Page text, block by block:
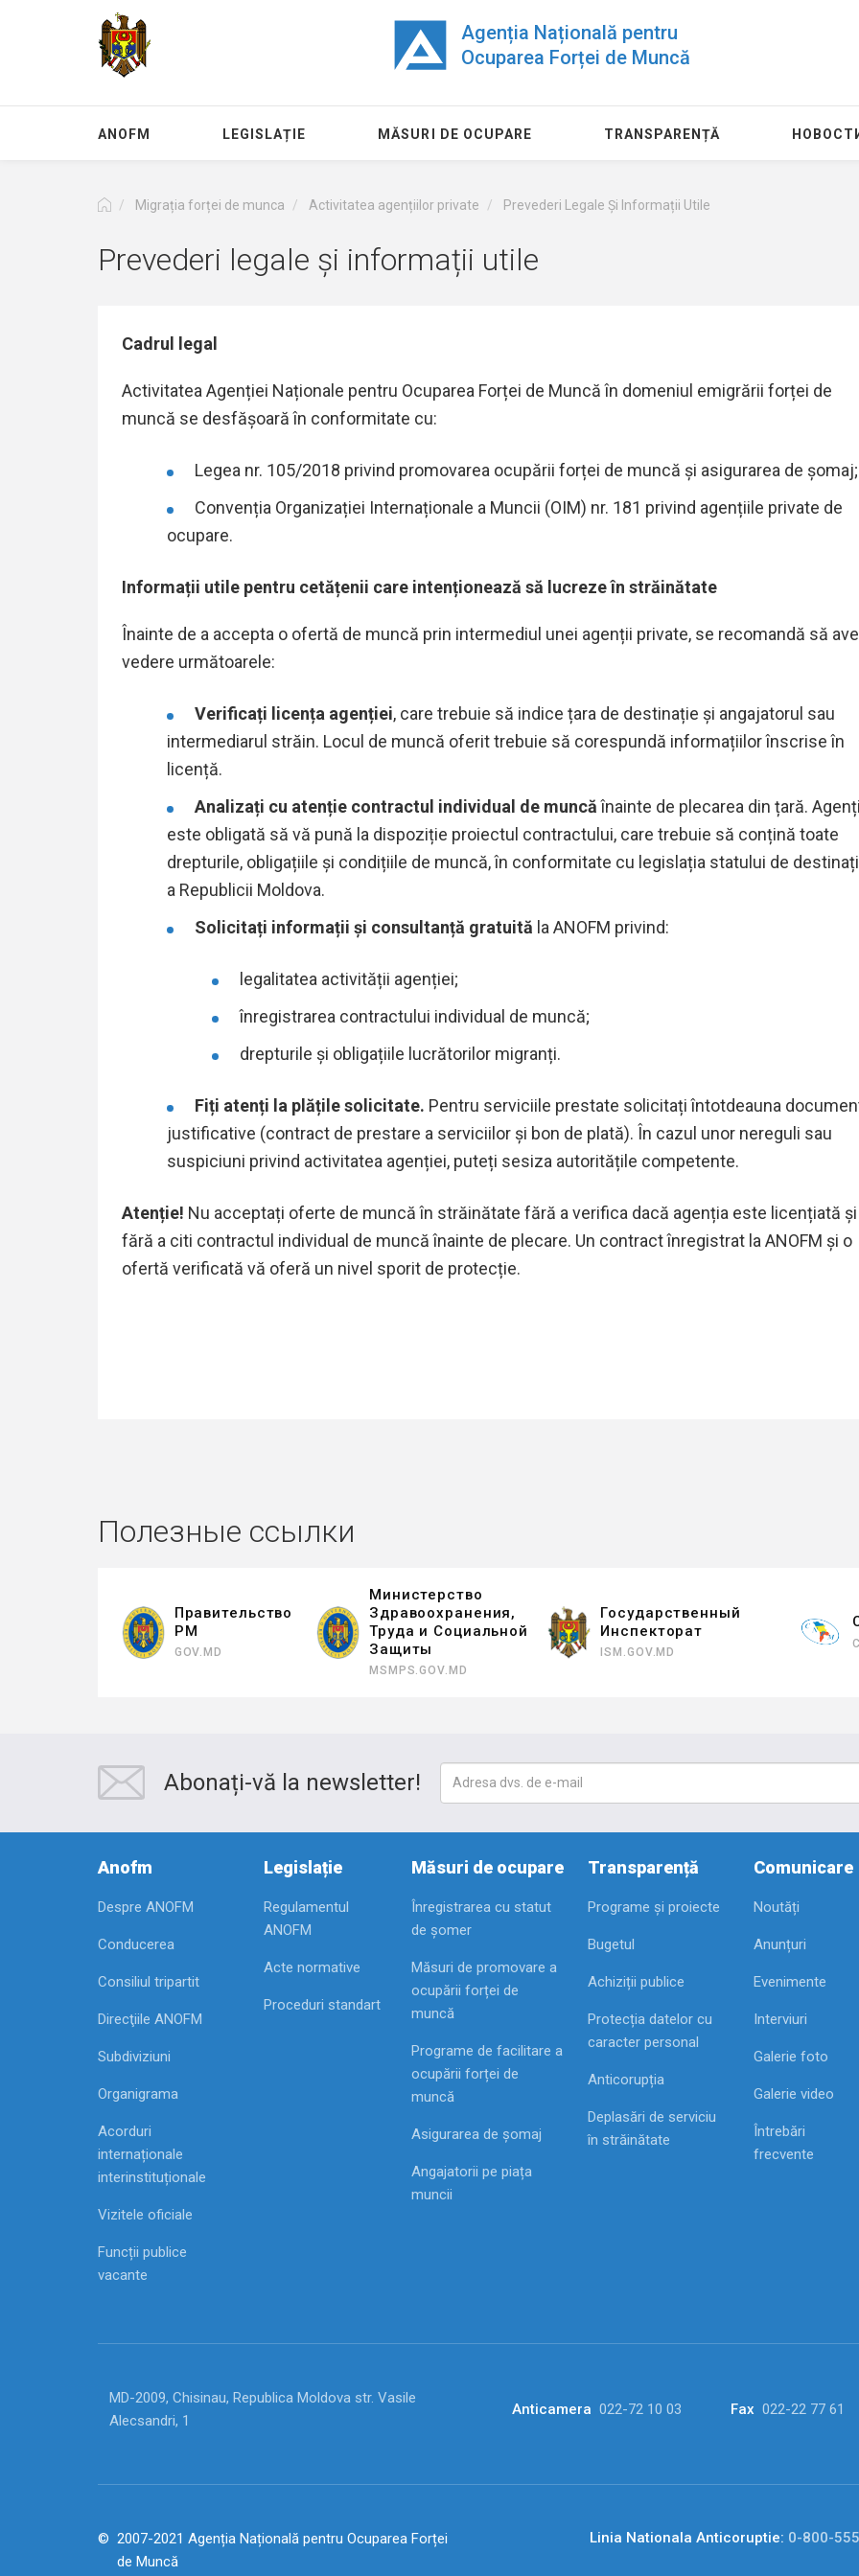
Agenția Națională pentru
Ocuparea Forței de Muncă
ANOFM LEGISLAȚIE MĂSURI DE OCUPARE TRANSPARENȚĂ
Migrația forței de munca Activitatea agențiilor private Prevederi Legale Și Informații Utile
Prevederi legale și informații utile
Cadrul legal
Activitatea Agenției Naționale pentru Ocuparea Forței de Muncă în domeniul emigrării forței de
muncă se desfășoară în conformitate cu:
Legea nr. 105/2018 privind promovarea ocupării forței de muncă și asigurarea de șomaj;
Convenția Organizației Internaționale a Muncii (OIM) nr. 181 privind agențiile private de
ocupare.
Informații utile pentru cetățenii care intenționează să lucreze în străinătate
Înainte de a accepta o ofertă de muncă prin intermediul unei agenții private, se recomandă să
vedere următoarele:
Verificați licența agenției, care trebuie să indice țara de destinație și angajatorul sau
intermediarul străin. Locul de muncă oferit trebuie să corespundă informațiilor înscrise în
licență.
Analizați cu atenție contractul individual de muncăînainte de plecarea din țară.
este obligată să vă pună la dispoziție proiectul contractului, care trebuie să conțină toate
drepturile, obligațiile și condițiile de muncă, în conformitate cu legislația statului de
a Republicii Moldova.
Solicitați informații și consultanță gratuită la ANOFM privind:
legalitatea activității agenției;
înregistrarea contractului individual de muncă;
drepturile și obligațiile lucrătorilor migranți.
Fiți atenți la plățile solicitate. Pentru serviciile prestate solicitați întotdeauna
justificative (contract de prestare a serviciilor și bon de plată). În cazul unor nereguli sau
suspiciuni privind activitatea agenției, puteți sesiza autoritățile competente.
Atenție! Nu acceptați oferte de muncă în străinătate fără a verifica dacă agenția este licențiată și
fără a citi contractul individual de muncă înainte de plecare. Un contract înregistrat la ANOFM și o
ofertă verificată vă oferă un nivel sporit de protecție.
24 июля
55
Полезные ссылки
Правительство
РМ
GOV.MD
Министерство
Здравоохранения,
Труда и Социальной
Защиты
MSMPS.GOV.MD
Государственный
Инспекторат
ISM.GOV.MD
Abonați-vă la newsletter!
Anofm
Despre ANOFM
Conducerea
Consiliul tripartit
Direcţiile ANOFM
Subdiviziuni
Organigrama
Acorduri
internaționale
interinstituționale
Vizitele oficiale
Funcții publice
vacante
Legislație
Regulamentul
ANOFM
Acte normative
Proceduri standart
Măsuri de ocupare
Înregistrarea cu statut
de șomer
Măsuri de promovare a
ocupării forței de
muncă
Programe de facilitare a
ocupării forței de
muncă
Asigurarea de șomaj
Angajatorii pe piața
muncii
Transparență
Programe și proiecte
Bugetul
Achiziții publice
Protecția datelor cu
caracter personal
Anticorupția
Deplasări de serviciu
în străinătate
Comunicare
Noutăți
Anunțuri
Evenimente
Interviuri
Galerie foto
Galerie video
Întrebări
frecvente
MD-2009, Chisinau, Republica Moldova str. Vasile
Alecsandri, 1
Anticamera 022-72 10 03 Fax 022-22 77 61
2007-2021 Agenția Națională pentru Ocuparea Forței
de Muncă
Linia Nationala Anticoruptie: 0-800-